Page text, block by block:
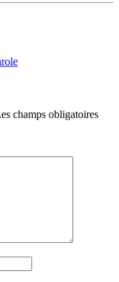
champs obligatoires